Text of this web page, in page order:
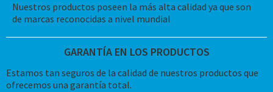
Nuestros productos poseen la más alta calidad ya que son
de marcas reconocidas a nivel mundial
GARANTÍA EN LOS PRODUCTOS
Estamos tan seguros de la calidad de nuestros productos que
ofrecemos una garantía total.